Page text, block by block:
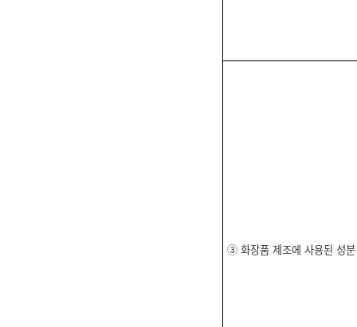
③ 화장품 제조에 사용된 성분